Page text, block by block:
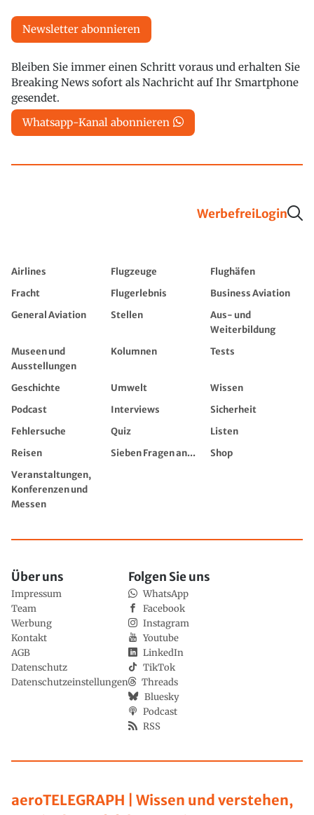
Newsletter abonnieren
Bleiben Sie immer einen Schritt voraus und erhalten Sie
Breaking News sofort als Nachricht auf Ihr Smartphone
gesendet.
Whatsapp-Kanal abonnieren
WerbefreiLogin
Airlines Flugzeuge
Flughäfen
Fracht
Flugerlebnis
Business Aviation
General Aviation
Stellen
Aus- und
Weiterbildung
Museen und
Ausstellungen
Kolumnen Tests
Geschichte Umwelt
Wissen
Podcast
Interviews
Sicherheit
Fehlersuche
Quiz
Listen
Reisen
Sieben Fragen an...
Shop
Veranstaltungen,
Konferenzen und
Messen
aeroTELEGRAPH | Wissen und verstehen,
Über uns
Impressum
Team
Werbung
Kontakt
AGB
Datenschutz
Datenschutzeinstellungen
Folgen Sie uns
WhatsApp
Facebook
Instagram
Youtube
LinkedIn
TikTok
Threads
Bluesky
Podcast
RSS